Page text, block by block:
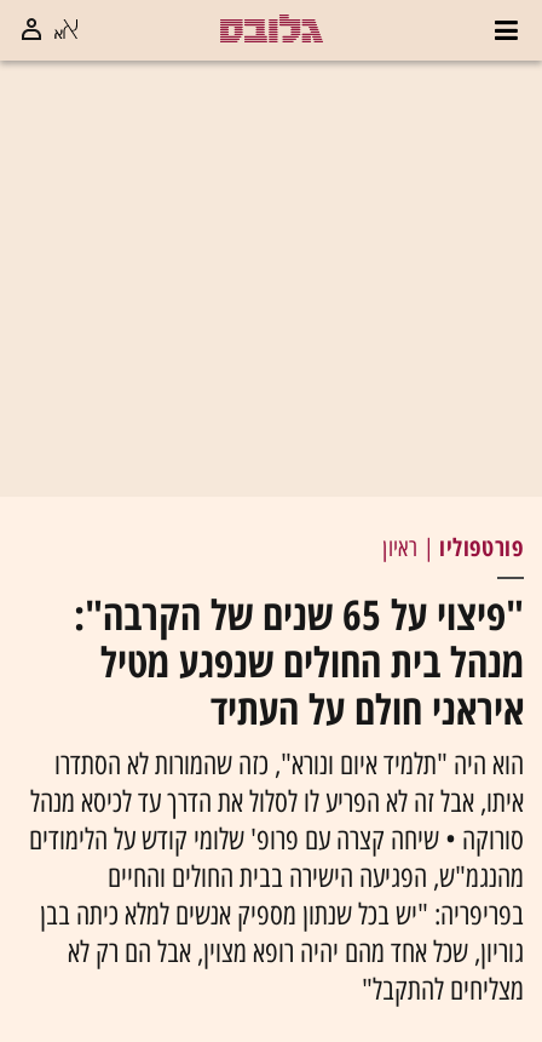
פורטפוליו | ראיון
"פיצוי על 65 שנים של הקרבה":
מנהל בית החולים שנפגע מטיל
איראני חולם על העתיד
הוא היה "תלמיד איום ונורא", כזה שהמורות לא הסתדרו
איתו, אבל זה לא הפריע לו לסלול את הדרך עד לכיסא מנהל
סורוקה • שיחה קצרה עם פרופ' שלומי קודש על הלימודים
מהנגמ"ש, הפגיעה הישירה בבית החולים והחיים
בפריפריה: "יש בכל שנתון מספיק אנשים למלא כיתה בבן
גוריון, שכל אחד מהם יהיה רופא מצוין, אבל הם רק לא
מצליחים להתקבל"